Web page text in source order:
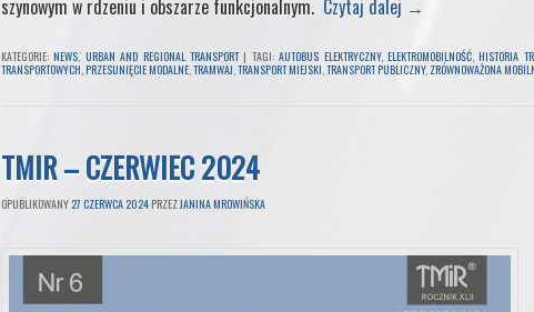
szynowym w rdzeniu i obszarze funkcjonalnym. Czytaj dalej →
KATEGORIE: NEWS, URBAN AND REGIONAL TRANSPORT | TAGI: AUTOBUS ELEKTRYCZNY,ELEKTROMOBILNOŚĆ,HISTORIA
TRANSPORTOWYCH,PRZESUNIĘCIE MODALNE,TRAMWAJ,TRANSPORT MIEJSKI,TRANSPORT PUBLICZNY, ZRÓWNOWAŻONA
TMIR – CZERWIEC 2024
OPUBLIKOWANY 27 CZERWCA 2024 PRZEZJANINA MROWIŃSKA